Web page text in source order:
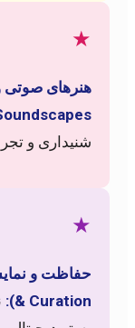
★
شنیداری و
★
& Curation):